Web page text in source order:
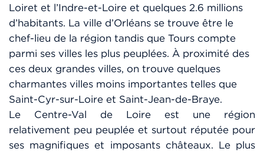
Loiret et l’Indre-et-Loire et quelques 2.6 millions
d’habitants. La ville d’Orléans se trouve être le
chef-lieu de la région tandis que Tours compte
parmi ses villes les plus peuplées. À proximité des
ces deux grandes villes, on trouve quelques
charmantes villes moins importantes telles que
Saint-Cyr-sur-Loire et Saint-Jean-de-Braye.
Le Centre-Val de Loire est une région
relativement peu peuplée et surtout réputée pour
ses magnifiques et imposants châteaux. Le plus